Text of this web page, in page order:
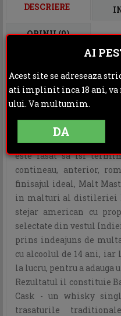
DESCRIERE
OPINII (0)
Balvenie 14 Years
degustatorului aroma
Pentru aceasta,
butoaie traditionale de
este lasat sa isi
contineau, anterior,
finisajul ideal, Malt
in malturi al distileriei
stejar american cu
selectate din vestul
prins indeajuns de
cu alcoolul de 14 ani,
la lucru, pentru a
Rezultatul il constituie
Cask - un whisky
trasaturile
AI
Acest site se adreseaza
ati implinit inca 18 ani, va
ului. Va multumim.
DA